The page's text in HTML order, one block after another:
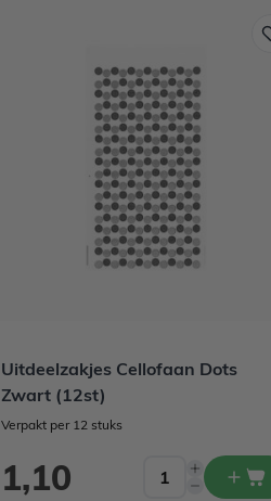
Uitdeelzakjes Cellofaan Dots
Zwart (12st)
Verpakt per 12 stuks
1,10